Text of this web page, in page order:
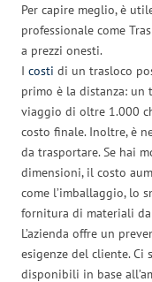
Per capire meglio, è
professionale come
a prezzi onesti.
I costi di un trasloco
primo è la distanza: un
viaggio di oltre 1.000
costo finale. Inoltre, è
da trasportare. Se hai
dimensioni, il costo
come l’imballaggio, lo
fornitura di materiali
L’azienda offre un
esigenze del cliente.
disponibili in base